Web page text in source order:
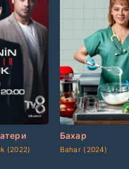
(2022)
Бахар
Bahar (2024)
[updated][/